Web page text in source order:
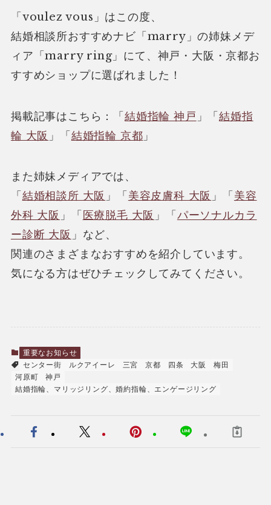
「voulez vous」はこの度、
結婚相談所おすすめナビ「marry」の姉妹メデ
ィア「marry ring」にて、神戸・大阪・京都お
すすめショップに選ばれました！
掲載記事はこちら：「結婚指輪 神戸 」「結婚指
輪 大阪 」「結婚指輪 京都 」
また姉妹メディアでは、
「 結婚相談所 大阪 」「 美容皮膚科 大阪 」「 美容
外科 大阪 」「 医療脱毛 大阪 」「 パーソナルカラ
ー診断 大阪 」など、
関連のさまざまなおすすめを紹介しています。
気になる方はぜひチェックしてみてください。
重要なお知らせ
センター街
ルクアイーレ 三宮 京都 四条 大阪
梅田
河原町
神戸
結婚指輪、マリッジリング、婚約指輪、エンゲージリング